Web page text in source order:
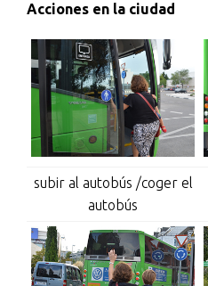
Acciones en la ciudad
subir al autobús /coger el
autobús